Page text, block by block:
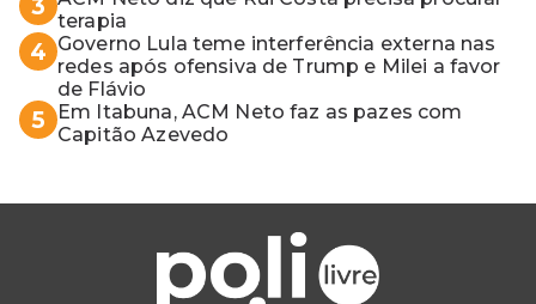
3
terapia
4 Governo Lula teme interferência externa nas
redes após ofensiva de Trump e Milei a favor
de Flávio
5
Em Itabuna, ACM Neto faz as pazes com
Capitão Azevedo